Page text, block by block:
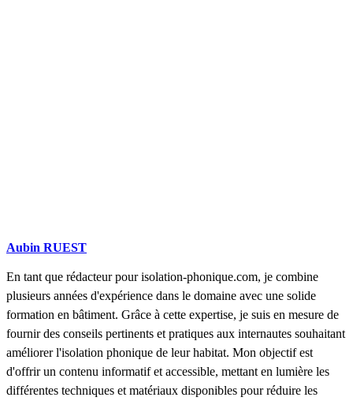
Aubin RUEST
En tant que rédacteur pour isolation-phonique.com, je combine
plusieurs années d'expérience dans le domaine avec une solide
formation en bâtiment. Grâce à cette expertise, je suis en mesure de
fournir des conseils pertinents et pratiques aux internautes souhaitant
améliorer l'isolation phonique de leur habitat. Mon objectif est
d'offrir un contenu informatif et accessible, mettant en lumière les
différentes techniques et matériaux disponibles pour réduire les